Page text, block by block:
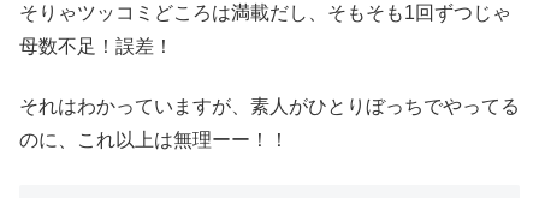
そりゃツッコミどころは満載だし、そもそも1回ずつじゃ
母数不足！誤差！
それはわかっていますが、素人がひとりぼっちでやってる
のに、これ以上は無理ーー！！